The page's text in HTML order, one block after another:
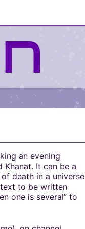
an evening
It can be a
death in a universe
to be written
one is several” to